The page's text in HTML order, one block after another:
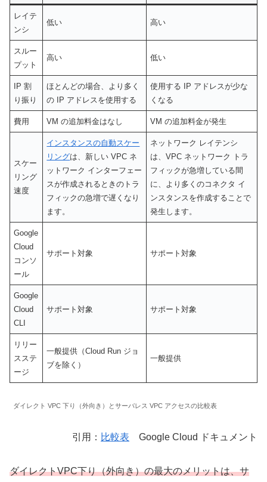
レイテ
ンシ
低い 高い
スルー
プット
高い 低い
IP 割
り振り
ほとんどの場合、より多く
の IP アドレスを使用する
使用する IP アドレスが少な
くなる
費用 VM の追加料金はなし VM の追加料金が発生
スケー
リング
速度
インスタンスの自動スケー
リングは、新しい VPC ネ
ットワーク インターフェー
スが作成されるときのトラ
フィックの急増で遅くなり
ます。
ネットワーク レイテンシ
は、VPC ネットワーク トラ
フィックが急増している間
に、より多くのコネクタ イ
ンスタンスを作成することで
発生します。
Google
Cloud
コンソ
ール
サポート対象 サポート対象
Google
Cloud
CLI
サポート対象 サポート対象
リリー
スステ
ージ
一般提供（Cloud Run ジョ
ブを除く）
一般提供
ダイレクト VPC 下り（外向き）とサーバレス VPC アクセスの比較表
引用： 比較表 Google Cloud ドキュメント
ダイレクトVPC下り（外向き）の最大のメリットは、サ